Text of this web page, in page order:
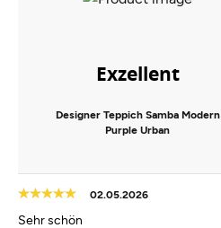
Exzellent
Designer Teppich Samba Modern
Purple Urban
02.05.2026
Sehr schön